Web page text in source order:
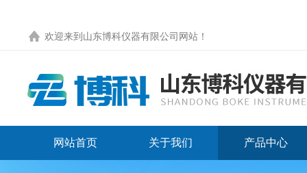
欢迎来到 山东博科仪器有限公司网站 ！
网站首页 关于我们 产品中心